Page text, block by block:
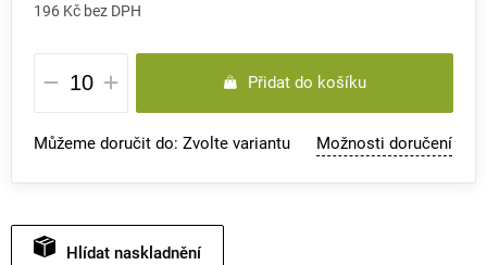
196 Kč bez DPH
Měrná
cena:
Přidat do košíku
Můžeme doručit do: Zvolte variantu Možnosti doručení
Hlídat